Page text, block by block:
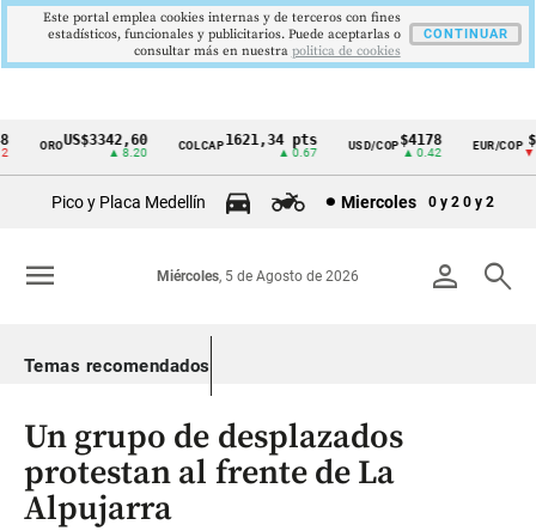
Cintillo
Colombia
OROUS$3342,60
▲ 8.20
COLCAP1621,34 pts
▲ 0.67
USD/COP$4178
▲ 0.42
EUR/COP
▼
Pico y Placa Medellín Miercoles 0 y 2 0 y 2
person search
Miércoles, 5 de Agosto de 2026
menu
Temas recomendados
Un grupo de desplazados
protestan al frente de La
Alpujarra
Este portal emplea cookies internas y de terceros con fines
estadísticos, funcionales y publicitarios. Puede aceptarlas o
consultar más en nuestra politica de cookies
CONTINUAR